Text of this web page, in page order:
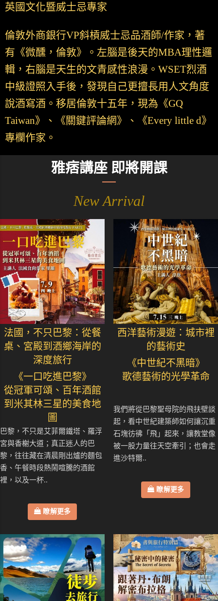
英國文化暨威士忌專家
倫敦外商銀行VP斜槓威士忌品酒師/作家，著
有《微醺，倫敦》。左腦是後天的MBA理性邏
輯，右腦是天生的文青感性浪漫。WSET烈酒
中級證照入手後，發現自己更擅長用人文角度
說酒寫酒。移居倫敦十五年，現為《GQ
Taiwan》、《關鍵評論網》、《Every little d》
專欄作家。
雅痞講座 即將開課
New Arrival
法國，不只巴黎：從餐
桌、宮殿到酒鄉海岸的
深度旅行
《一口吃進巴黎》
從冠軍可頌、百年酒館
到米其林三星的美食地
圖
巴黎，不只是艾菲爾鐵塔、羅浮
宮與香榭大道；真正迷人的巴
黎，往往藏在清晨剛出爐的麵包
香、午餐時段熱鬧喧騰的酒館
裡，以及一杯..
瞭解更多
西洋藝術漫遊：城市裡
的藝術史
《中世紀不黑暗》
歌德藝術的光學革命
我們將從巴黎聖母院的飛扶壁談
起，看中世紀建築師如何讓沉重
石塊彷彿「飛」起來，讓教堂像
被一股力量往天空牽引；也會走
進沙特爾..
瞭解更多